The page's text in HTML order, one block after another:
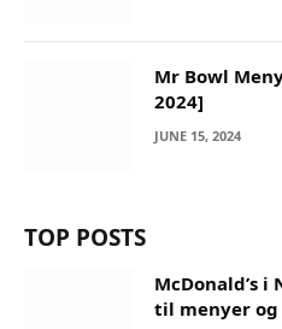
Mr Bowl
2024]
JUNE 15, 2024
TOP POSTS
McDonald’s
til menyer og